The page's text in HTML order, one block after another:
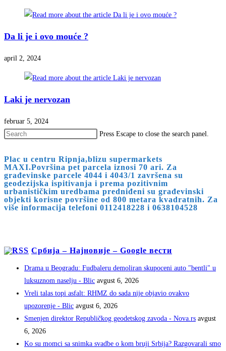
Da li je i ovo mouće ?
april 2, 2024
Laki je nervozan
februar 5, 2024
Press Escape to close the search panel.
Plac u centru Ripnja,blizu supermarkets
MAXI.Površina pet parcela iznosi 70 ari. Za
građevinske parcele 4044 i 4043/1 završena su
geodezijska ispitivanja i prema pozitivnim
urbanističkim uredbama predniđeni su građevinski
objekti korisne površine od 800 metara kvadratnih. Za
više informacija telefoni 0112418228 i 0638104528
Србија – Најновије – Google вести
Drama u Beogradu: Fudbaleru demoliran skupoceni auto "bentli" u
luksuznom naselju - Blic avgust 6, 2026
Vreli talas topi asfalt: RHMZ do sada nije objavio ovakvo
upozorenje - Blic avgust 6, 2026
Smenjen direktor Republičkog geodetskog zavoda - Nova.rs avgust
6, 2026
Ko su momci sa snimka svadbe o kom bruji Srbija? Razgovarali smo